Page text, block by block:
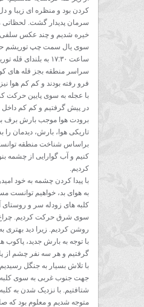
کردن بود و منظره ای زیبا و
سرمان پدیدار گشت. لحظاتی
خیره شدیم و چند عکس سلفی
سوی یال سمت چپ توریشم
ساعت ۱۷:۳۰ به بلندای قله توریشم رسیدیم.
سراسر منطقه بجز قله های
فرو رفته بودند و کم کم هوا
با عجله به سوی پایین حرکت
در پیش گرفتیم و کم کم داخل
برودت هوا موجب بارش برف
تاریکی هوا، بارش، دیدمان را
براساس شناخت منطقه
کنیم و آب گوارایی از چشمه
کردیم.
با پیدا کردن چشمه به خود
به هوای بد، خواهیم توانست
کلبه های زودله سر و روستای
سوی شرق حرکت کردیم. چراغ
روشن کردیم. زیرا دید بهتری
با توجه به بارش جدید،
گرفتیم و هر سه نفر چشم از
با تلاش بسیار به جنگل
جهت جنوب غربی به سوی کلبه
شتافتیم. با نزدیک شدن به
متوجه شدیم و معلوم بود که